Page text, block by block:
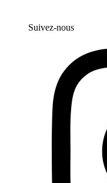
Suivez-nous